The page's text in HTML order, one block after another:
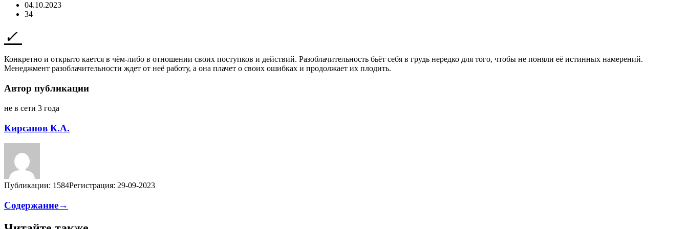
04.10.2023
34
Конкретно и открыто кается в чём-либо в отношении своих поступков и действий. Разоблачительность бьёт себя в грудь нередко для того, чтобы не поняли её истинных намерений.
Менеджмент разоблачительности ждет от неё работу, а она плачет о своих ошибках и продолжает их плодить.
Автор публикации
не в сети 3 года
Кирсанов К.А.
Публикации: 1584Регистрация: 29-09-2023
Содержание→